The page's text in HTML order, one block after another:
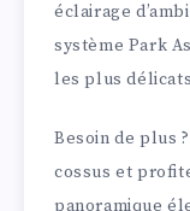
éclairage
système Park
les plus
Besoin de plus
cossus et
panoramique